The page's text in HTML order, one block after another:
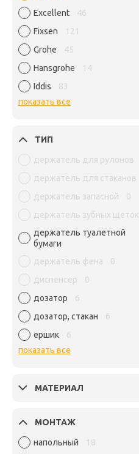
Excellent
46
Fixsen
121
Grohe
45
Hansgrohe
14
Iddis
83
показать все
ТИП
держатель для рулонов
держатель для стаканов
держатель запасной
0
держатель зубных щеток
держатель туалетной
бумаги
держатель фена
0
диспенсер
0
дозатор
6
дозатор, стакан
6
ершик
6
показать все
МАТЕРИАЛ
МОНТАЖ
напольный
18